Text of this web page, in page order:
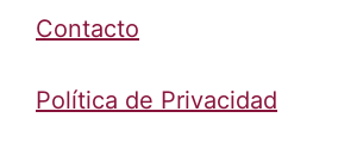
Contacto
Política de Privacidad